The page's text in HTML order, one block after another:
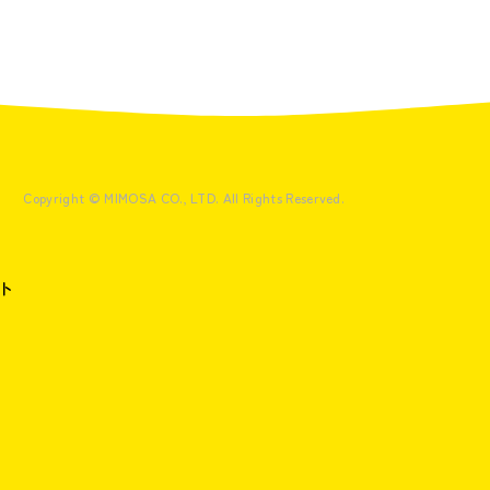
Copyright © MIMOSA CO., LTD. All Rights Reserved.